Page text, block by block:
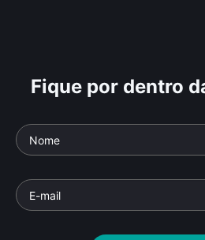
Fique por dentro